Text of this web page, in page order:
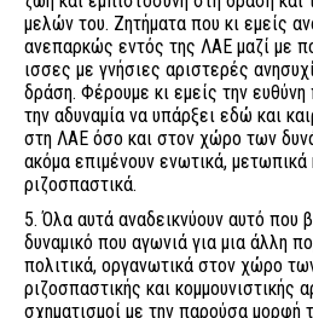
μελών του. Ζητήματα που κι εμείς
ανεπαρκώς εντός της ΛΑΕ μαζί με
ισσες με γνήσιες αριστερές
δράση. Φέρουμε κι εμείς την ευθύνη
την αδυναμία να υπάρξει εδώ και
στη ΛΑΕ όσο και στον χώρο των
ακόμα επιμένουν ενωτικά, μετωπικά
ριζοσπαστικά.
5. Όλα αυτά αναδεικνύουν αυτό που
δυναμικό που αγωνιά για μια άλλη
πολιτικά, οργανωτικά στον χώρο
ριζοσπαστικής και κομμουνιστικής
σχηματισμοί με την παρούσα μορφή